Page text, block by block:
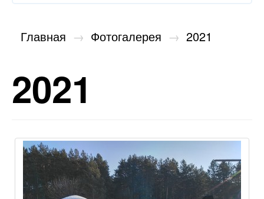
Главная → Фотогалерея → 2021
2021